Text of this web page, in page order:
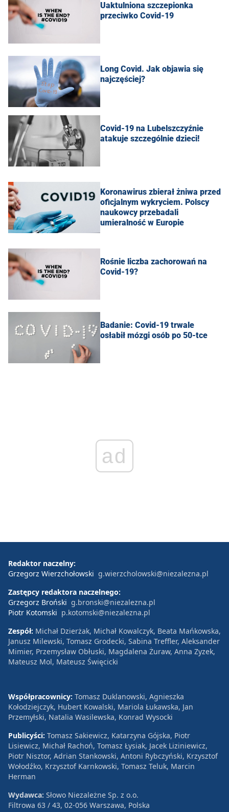
Uaktulniona szczepionka
przeciwko Covid-19
Long Covid. Jak objawia się
najczęściej?
Covid-19 na Lubelszczyźnie
atakuje szczególnie dzieci!
Koronawirus zbierał żniwa przed
oficjalnym wykryciem. Polscy
naukowcy przebadali
umieralność w Europie
Rośnie liczba zachorowań na
Covid-19?
Badanie: Covid-19 trwale
osłabił mózgi osób po 50-tce
ad
Redaktor naczelny:
Grzegorz Wierzchołowski g.wierzcholowski@niezalezna.pl
Zastępcy redaktora naczelnego:
Grzegorz Broński g.bronski@niezalezna.pl
Piotr Kotomski p.kotomski@niezalezna.pl
Zespół: Michał Dzierżak, Michał Kowalczyk, Beata Mańkowska,
Janusz Milewski, Tomasz Grodecki, Sabina Treffler, Aleksander
Mimier, Przemysław Obłuski, Magdalena Żuraw, Anna Zyzek,
Mateusz Mol, Mateusz Święcicki
Współpracownicy: Tomasz Duklanowski, Agnieszka
Kołodziejczyk, Hubert Kowalski, Mariola Łukawska, Jan
Przemyłski, Natalia Wasilewska, Konrad Wysocki
Publicyści: Tomasz Sakiewicz, Katarzyna Gójska, Piotr
Lisiewicz, Michał Rachoń, Tomasz Łysiak, Jacek Liziniewicz,
Piotr Nisztor, Adrian Stankowski, Antoni Rybczyński, Krzysztof
Wołodźko, Krzysztof Karnkowski, Tomasz Teluk, Marcin
Herman
Wydawca: Słowo Niezależne Sp. z o.o.
Filtrowa 63 / 43, 02-056 Warszawa, Polska